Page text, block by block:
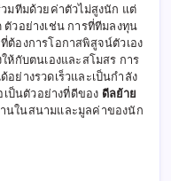
มทีมด้วยค่าตัวไม่สูงนัก แต่
ตัวอย่างเช่น การที่ทีมลงทุน
ต้องการโอกาสพิสูจน์ตัวเอง
ห้กับตนเองและสโมสร การ
ย่างรวดเร็วและเป็นกำลัง
ป็นตัวอย่างที่ดีของ ดีลย้าย
นในสนามและมูลค่าของนัก